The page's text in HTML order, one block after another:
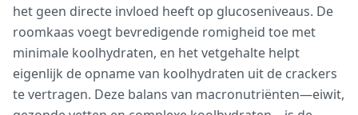
het geen directe invloed heeft op glucoseniveaus. De
roomkaas voegt bevredigende romigheid toe met
minimale koolhydraten, en het vetgehalte helpt
eigenlijk de opname van koolhydraten uit de crackers
te vertragen. Deze balans van macronutriënten—eiwit,